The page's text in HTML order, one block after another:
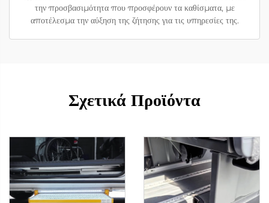
την προσβασιμότητα που προσφέρουν τα καθίσματα, με
αποτέλεσμα την αύξηση της ζήτησης για τις υπηρεσίες της.
Σχετικά Προϊόντα